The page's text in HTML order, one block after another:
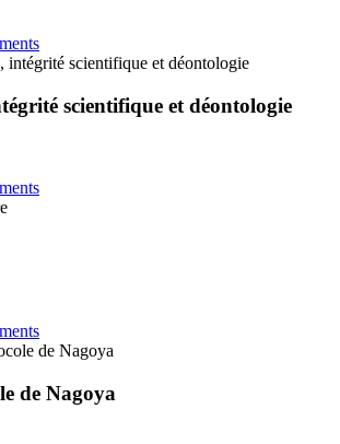
intégrité scientifique et déontologie
scientifique et déontologie
de Nagoya
de Nagoya